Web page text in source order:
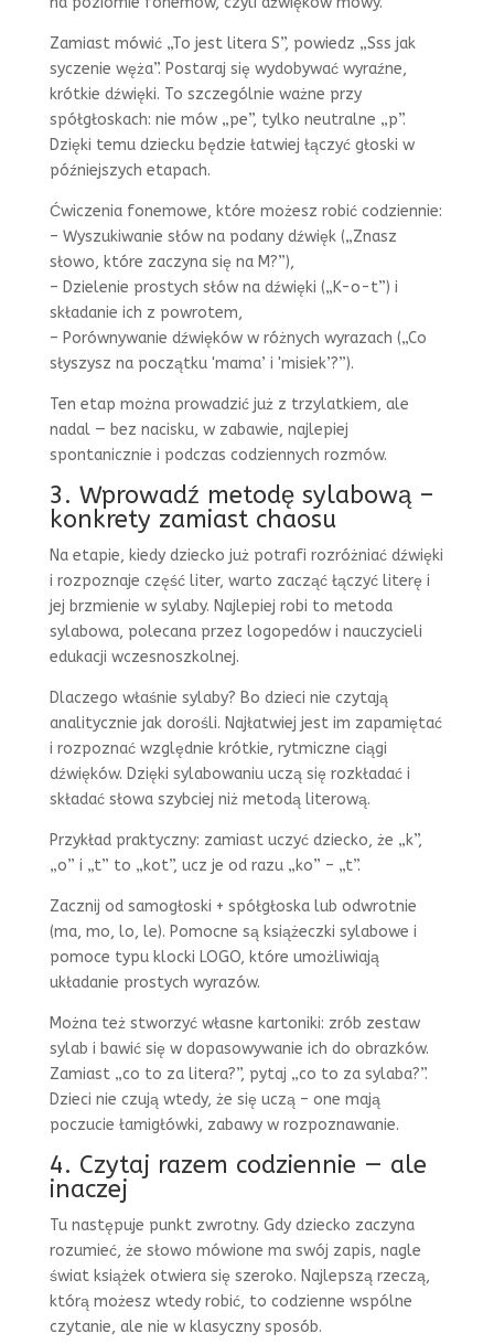
Zamiast mówić „To jest litera S”, powiedz „Sss jak
syczenie węża”. Postaraj się wydobywać wyraźne,
krótkie dźwięki. To szczególnie ważne przy
spółgłoskach: nie mów „pe”, tylko neutralne „p”.
Dzięki temu dziecku będzie łatwiej łączyć głoski w
późniejszych etapach.
Ćwiczenia fonemowe, które możesz robić codziennie:
– Wyszukiwanie słów na podany dźwięk („Znasz
słowo, które zaczyna się na M?”),
– Dzielenie prostych słów na dźwięki („K-o-t”) i
składanie ich z powrotem,
– Porównywanie dźwięków w różnych wyrazach („Co
słyszysz na początku 'mama’ i 'misiek’?”).
Ten etap można prowadzić już z trzylatkiem, ale
nadal — bez nacisku, w zabawie, najlepiej
spontanicznie i podczas codziennych rozmów.
3. Wprowadź metodę sylabową –
konkrety zamiast chaosu
Na etapie, kiedy dziecko już potrafi rozróżniać dźwięki
i rozpoznaje część liter, warto zacząć łączyć literę i
jej brzmienie w sylaby. Najlepiej robi to metoda
sylabowa, polecana przez logopedów i nauczycieli
edukacji wczesnoszkolnej.
Dlaczego właśnie sylaby? Bo dzieci nie czytają
analitycznie jak dorośli. Najłatwiej jest im zapamiętać
i rozpoznać względnie krótkie, rytmiczne ciągi
dźwięków. Dzięki sylabowaniu uczą się rozkładać i
składać słowa szybciej niż metodą literową.
Przykład praktyczny: zamiast uczyć dziecko, że „k”,
„o” i „t” to „kot”, ucz je od razu „ko” – „t”.
Zacznij od samogłoski + spółgłoska lub odwrotnie
(ma, mo, lo, le). Pomocne są książeczki sylabowe i
pomoce typu klocki LOGO, które umożliwiają
układanie prostych wyrazów.
Można też stworzyć własne kartoniki: zrób zestaw
sylab i bawić się w dopasowywanie ich do obrazków.
Zamiast „co to za litera?”, pytaj „co to za sylaba?”.
Dzieci nie czują wtedy, że się uczą – one mają
poczucie łamigłówki, zabawy w rozpoznawanie.
4. Czytaj razem codziennie — ale
inaczej
Tu następuje punkt zwrotny. Gdy dziecko zaczyna
rozumieć, że słowo mówione ma swój zapis, nagle
świat książek otwiera się szeroko. Najlepszą rzeczą,
którą możesz wtedy robić, to codzienne wspólne
czytanie, ale nie w klasyczny sposób.